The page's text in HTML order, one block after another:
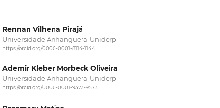
Rennan Vilhena Pirajá
Universidade Anhanguera-Uniderp
https://orcid.org/0000-0001-8114-1144
Ademir Kleber Morbeck Oliveira
Universidade Anhanguera-Uniderp
https://orcid.org/0000-0001-9373-9573